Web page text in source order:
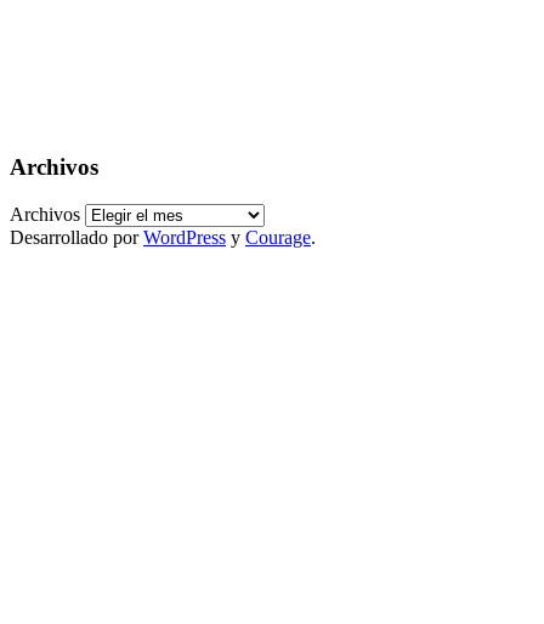
Archivos
Archivos
Desarrollado porWordPress y Courage.